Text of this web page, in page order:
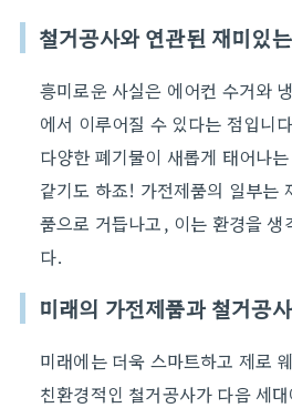
철거공사와 연관된 재미있
흥미로운 사실은 에어컨 수거와
에서 이루어질 수 있다는 점입니
다양한 폐기물이 새롭게 태어나
같기도 하죠! 가전제품의 일부는
품으로 거듭나고, 이는 환경을 생
다.
미래의 가전제품과 철거공사
미래에는 더욱 스마트하고 제
친환경적인 철거공사가 다음 세